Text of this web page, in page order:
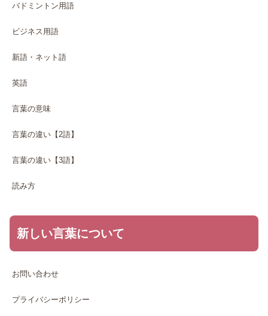
バドミントン用語
ビジネス用語
新語・ネット語
英語
言葉の意味
言葉の違い【2語】
言葉の違い【3語】
読み方
新しい言葉について
お問い合わせ
プライバシーポリシー